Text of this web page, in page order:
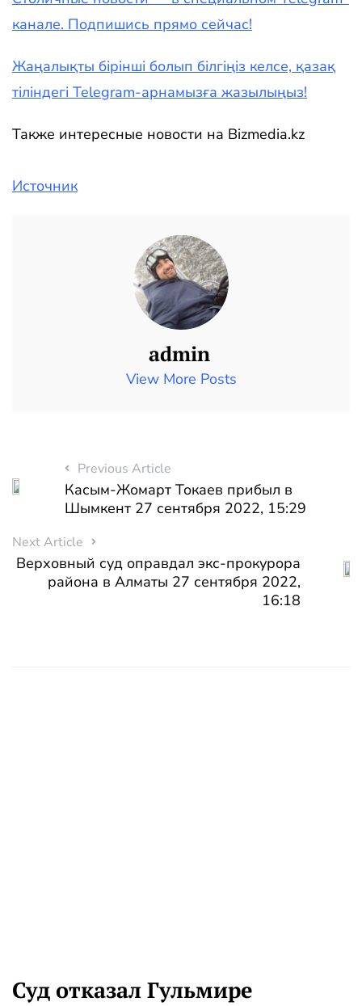
канале. Подпишись прямо сейчас!
Жаңалықты бірінші болып білгіңіз келсе, қазақ
тіліндегі Telegram-арнамызға жазылыңыз!
Также интересные новости на Bizmedia.kz
Источник
admin
View More Posts
Previous Article
Касым-Жомарт Токаев прибыл в
Шымкент 27 сентября 2022, 15:29
Next Article
Верховный суд оправдал экс-прокурора
района в Алматы 27 сентября 2022,
16:18
Суд отказал Гульмире